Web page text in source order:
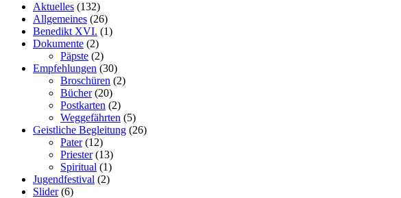
Aktuelles (132)
Allgemeines (26)
Benedikt XVI. (1)
Dokumente (2)
Päpste (2)
Empfehlungen (30)
Broschüren (2)
Bücher(20)
Postkarten (2)
Weggefährten (5)
Geistliche Begleitung (26)
Pater(12)
Priester(13)
Spiritual (1)
Jugendfestival (2)
Slider(6)